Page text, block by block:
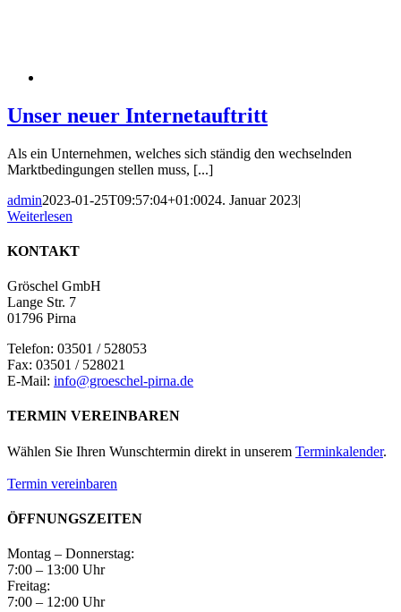
Unser neuer Internetauftritt
Als ein Unternehmen, welches sich ständig den wechselnden
Marktbedingungen stellen muss, [...]
admin2023-01-25T09:57:04+01:0024. Januar 2023|
Weiterlesen
KONTAKT
Gröschel GmbH
Lange Str. 7
01796 Pirna
Telefon: 03501 / 528053
Fax: 03501 / 528021
E-Mail: info@groeschel-pirna.de
TERMIN VEREINBAREN
Wählen Sie Ihren Wunschtermin direkt in unserem Terminkalender.
Termin vereinbaren
ÖFFNUNGSZEITEN
Montag – Donnerstag:
7:00 – 13:00 Uhr
Freitag:
7:00 – 12:00 Uhr